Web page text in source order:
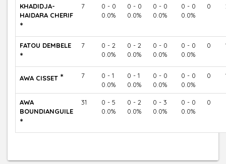
KHADIDJA-
HAIDARA CHERIF
*
7
0 - 0
0.0%
0 - 0
0.0%
0 - 0
0.0%
0 - 0
0.0%
0
FATOU DEMBELE
*
7
0 - 2
0.0%
0 - 2
0.0%
0 - 0
0.0%
0 - 0
0.0%
0
AWA CISSET * 7
0 - 1
0.0%
0 - 1
0.0%
0 - 0
0.0%
0 - 0
0.0%
0
AWA
BOUNDIANGUILE
*
31
0 - 5
0.0%
0 - 2
0.0%
0 - 3
0.0%
0 - 0
0.0%
0